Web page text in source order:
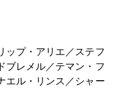
ップ・アリエ／ステフ
ブレメル／テマン・フ
エル・リンス／シャー